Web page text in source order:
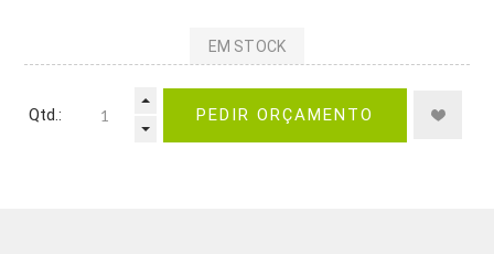
EM STOCK
Qtd.: PEDIR ORÇAMENTO